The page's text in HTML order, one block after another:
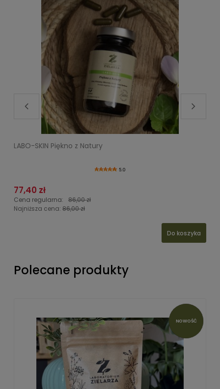
LABO-SKIN Piękno z Natury
5.0
77,40 zł
Cena regularna:
86,00 zł
Najniższa cena: 86,00 zł
Do koszyka
Polecane produkty
NOWOŚĆ